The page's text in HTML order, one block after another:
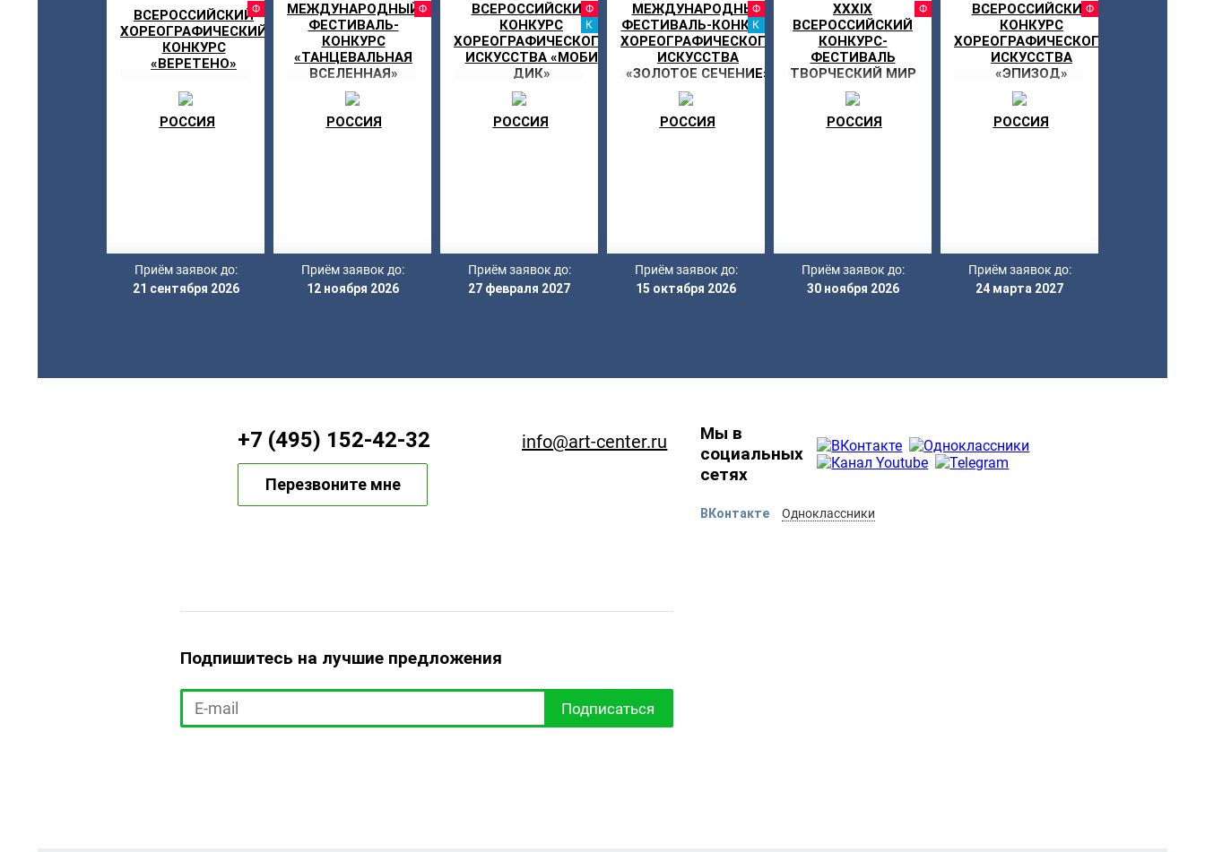
ФЕСТИВАЛЬ
ВСЕРОССИЙСКИЙ
ХОРЕОГРАФИЧЕСКИЙ
КОНКУРС
«ВЕРЕТЕНО»
РОССИЯ
Приём заявок до:
21 сентября 2026
ФЕСТИВАЛЬ
МЕЖДУНАРОДНЫЙ
ФЕСТИВАЛЬ-
КОНКУРС
«ТАНЦЕВАЛЬНАЯ
ВСЕЛЕННАЯ»
РОССИЯ
Приём заявок до:
12 ноября 2026
ФЕСТИВАЛЬ
КАНИКУЛЫ
ВСЕРОССИЙСКИЙ
КОНКУРС
ХОРЕОГРАФИЧЕСКОГО
ИСКУССТВА «МОБИ
ДИК»
РОССИЯ
Приём заявок до:
27 февраля 2027
ФЕСТИВАЛЬ
КАНИКУЛЫ
МЕЖДУНАРОДНЫЙ
ФЕСТИВАЛЬ-КОНКУРС
ХОРЕОГРАФИЧЕСКОГО
ИСКУССТВА
«ЗОЛОТОЕ СЕЧЕНИЕ»
РОССИЯ
Приём заявок до:
15 октября 2026
ФЕСТИВАЛЬ
XXXIX
ВСЕРОССИЙСКИЙ
КОНКУРС-
ФЕСТИВАЛЬ
ТВОРЧЕСКИЙ МИР
«НОВОГОДНЯЯ
СКАЗКА»
РОССИЯ
Приём заявок до:
30 ноября 2026
ВСЕРОССИЙСКИЙ
КОНКУРС
ХОРЕОГРАФИЧЕСКОГО
ИСКУССТВА
«ЭПИЗОД»
РОССИЯ
Приём заявок до:
24 марта 2027
+7 (495) 152-42-32
Перезвоните мне
info@art-center.ru
Подпишитесь на лучшие предложения
Подписаться
Мы в
социальных
сетях
ВКонтакте Одноклассники